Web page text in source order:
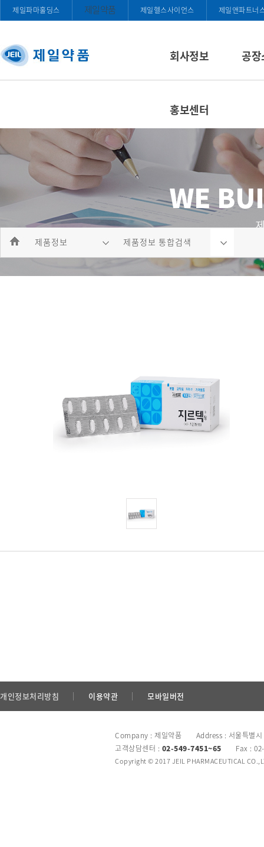
제일파마홀딩스 제일약품 제일헬스사이언스 제일앤파트너
회사정보 공
홍보센터
제품정보 제품정보 통합검색
개인정보처리방침 이용약관 모바일버전
Company : 제일약품 Address : 서울특별시
고객상담센터 : 02-549-7451~65 Fax :
Copyright © 2017 JEIL PHARMACEUTICAL